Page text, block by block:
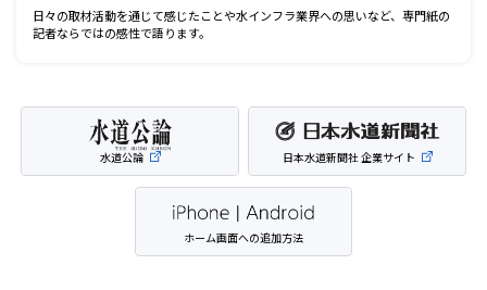
日々の取材活動を通じて感じたことや水インフラ業界への思いなど、専門紙の
記者ならではの感性で語ります。
水道公論 日本水道新聞社 企業サイト
ホーム画面への追加方法